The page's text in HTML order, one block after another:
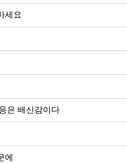
세요
은 배신감이다
에